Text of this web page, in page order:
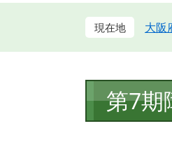
大阪
文
第7期